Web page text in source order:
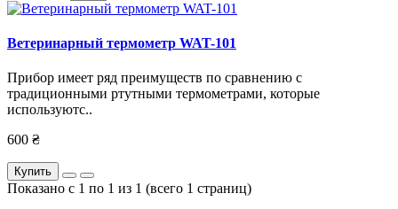
Ветеринарный термометр WAT-101
Прибор имеет ряд преимуществ по сравнению с
традиционными ртутными термометрами, которые
используютс..
600 ₴
Купить
Показано с 1 по 1 из 1 (всего 1 страниц)